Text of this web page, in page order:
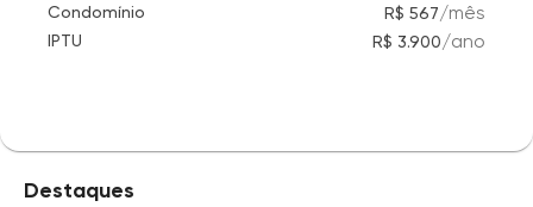
Condomínio R$ 567/mês
IPTU R$ 3.900/ano
Destaques